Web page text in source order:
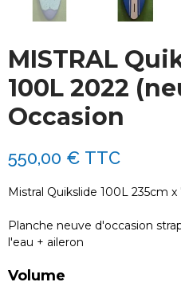
MISTRAL
100L 2022
Occasion
550,00 € TTC
Mistral Quikslide 100L 235cm
Planche neuve d'occasion
l'eau + aileron
Volume